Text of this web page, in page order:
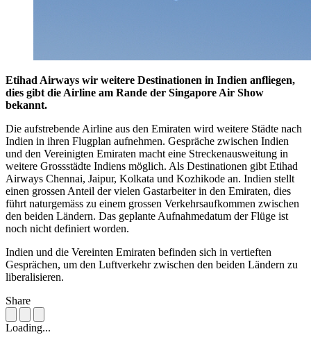
Etihad Airways wir weitere Destinationen in Indien anfliegen,
dies gibt die Airline am Rande der Singapore Air Show
bekannt.
Die aufstrebende Airline aus den Emiraten wird weitere Städte nach
Indien in ihren Flugplan aufnehmen. Gespräche zwischen Indien
und den Vereinigten Emiraten macht eine Streckenausweitung in
weitere Grossstädte Indiens möglich. Als Destinationen gibt Etihad
Airways Chennai, Jaipur, Kolkata und Kozhikode an. Indien stellt
einen grossen Anteil der vielen Gastarbeiter in den Emiraten, dies
führt naturgemäss zu einem grossen Verkehrsaufkommen zwischen
den beiden Ländern. Das geplante Aufnahmedatum der Flüge ist
noch nicht definiert worden.
Indien und die Vereinten Emiraten befinden sich in vertieften
Gesprächen, um den Luftverkehr zwischen den beiden Ländern zu
liberalisieren.
Share
Loading...